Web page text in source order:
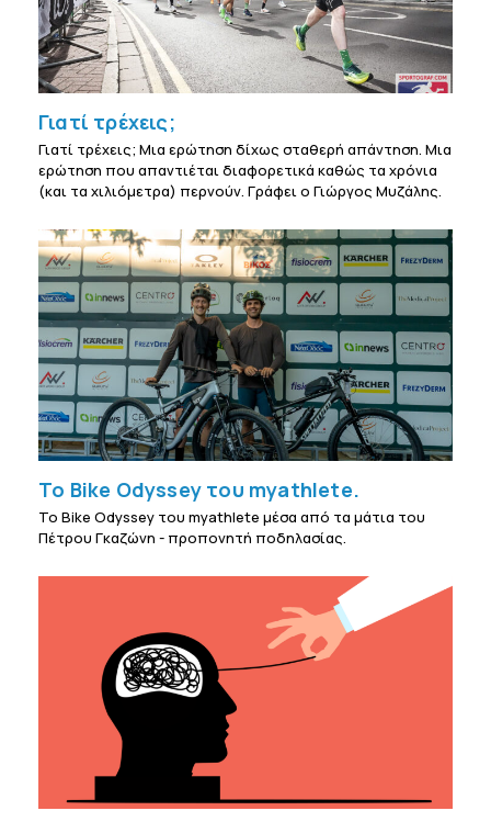
Γιατί τρέχεις;
Γιατί τρέχεις; Μια ερώτηση δίχως σταθερή απάντηση. Μια
ερώτηση που απαντιέται διαφορετικά καθώς τα χρόνια
(και τα χιλιόμετρα) περνούν. Γράφει ο Γιώργος Μυζάλης.
Το Bike Odyssey του myathlete.
To Bike Odyssey του myathlete μέσα από τα μάτια του
Πέτρου Γκαζώνη - προπονητή ποδηλασίας.